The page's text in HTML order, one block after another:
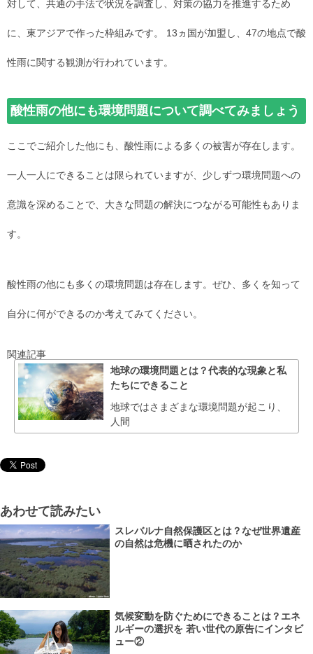
対して、共通の手法で状況を調査し、対策の協力を推進するため
に、東アジアで作った枠組みです。 13ヵ国が加盟し、47の地点で酸
性雨に関する観測が行われています。
酸性雨の他にも環境問題について調べてみましょう
ここでご紹介した他にも、酸性雨による多くの被害が存在します。
一人一人にできることは限られていますが、少しずつ環境問題への
意識を深めることで、大きな問題の解決につながる可能性もありま
す。
酸性雨の他にも多くの環境問題は存在します。ぜひ、多くを知って
自分に何ができるのか考えてみてください。
関連記事
地球の環境問題とは？代表的な現象と私
たちにできること
地球ではさまざまな環境問題が起こり、
人間
あわせて読みたい
スレバルナ自然保護区とは？なぜ世界遺産
の自然は危機に晒されたのか
気候変動を防ぐためにできることは？エネ
ルギーの選択を 若い世代の原告にインタビ
ュー②